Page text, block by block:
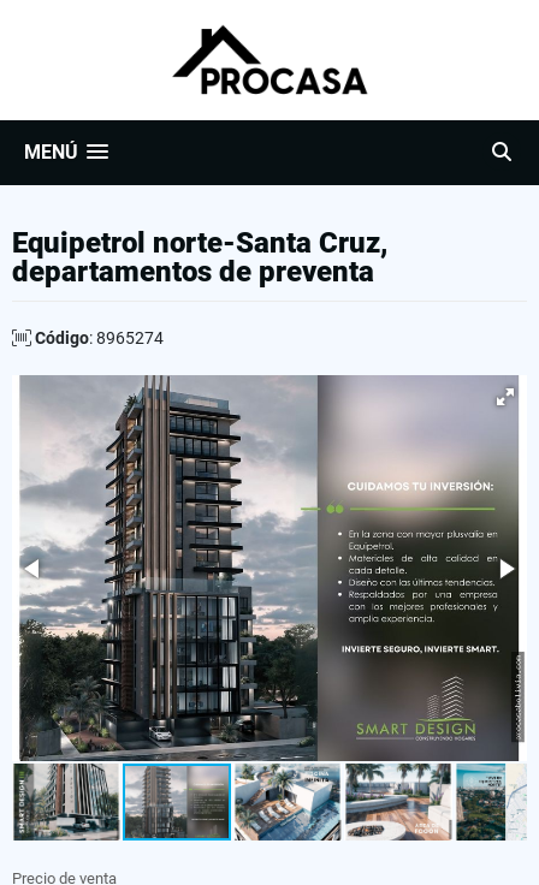
MENÚ
Equipetrol norte-Santa Cruz,
departamentos de preventa
Código: 8965274
Precio de venta